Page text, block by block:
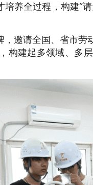
培养全过程，构建“
，邀请全国、省市
构建起多领域、多